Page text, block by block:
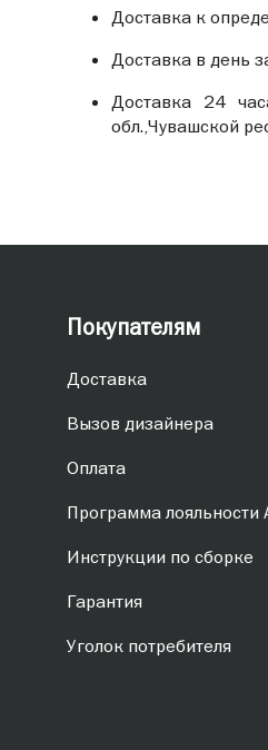
Доставка к
Доставка в день
Доставка 24
обл.,Чувашской
Покупателям
Доставка
Вызов дизайнера
Оплата
Программа
Инструкции по сборке
Гарантия
Уголок потребителя